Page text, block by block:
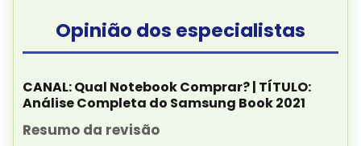
Opinião dos especialistas
CANAL: Qual Notebook Comprar? | TÍTULO:
Análise Completa do Samsung Book 2021
Resumo da revisão